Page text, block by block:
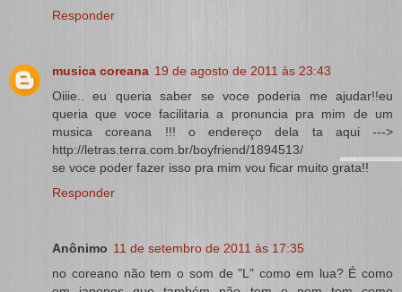
Responder
musica coreana 19 de agosto de 2011 às 23:43
Oiiie.. eu queria saber se voce poderia me ajudar!!eu
queria que voce facilitaria a pronuncia pra mim de um
musica coreana !!! o endereço dela ta aqui --->
http://letras.terra.com.br/boyfriend/1894513/
se voce poder fazer isso pra mim vou ficar muito grata!!
Responder
Anônimo 11 de setembro de 2011 às 17:35
no coreano não tem o som de "L" como em lua? É como